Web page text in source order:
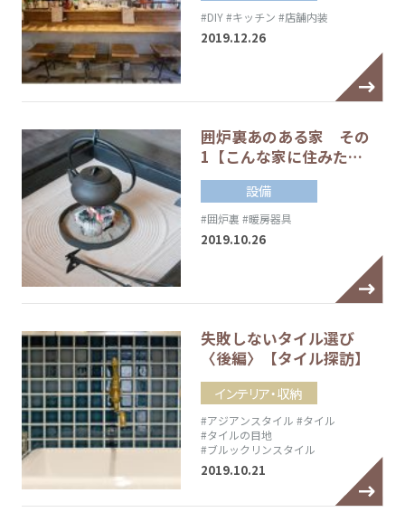
#DIY#キッチン #店舗内装
2019.12.26
囲炉裏あのある家 その
1【こんな家に住みた…
設備
#囲炉裏 #暖房器具
2019.10.26
失敗しないタイル選び
〈後編〉【タイル探訪】
インテリア・収納
#アジアンスタイル #タイル
#タイルの目地
#ブルックリンスタイル
2019.10.21